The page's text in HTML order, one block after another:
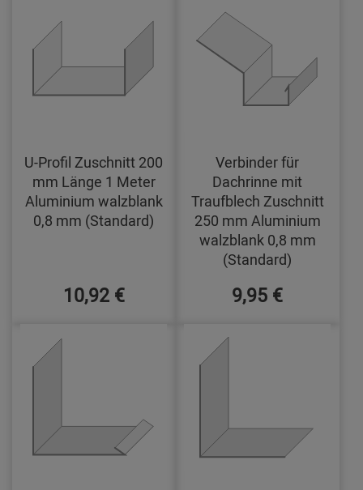
U-Profil Zuschnitt 200
mm Länge 1 Meter
Aluminium walzblank
0,8 mm (Standard)
10,92 €
Verbinder für
Dachrinne mit
Traufblech Zuschnitt
250 mm Aluminium
walzblank 0,8 mm
(Standard)
9,95 €